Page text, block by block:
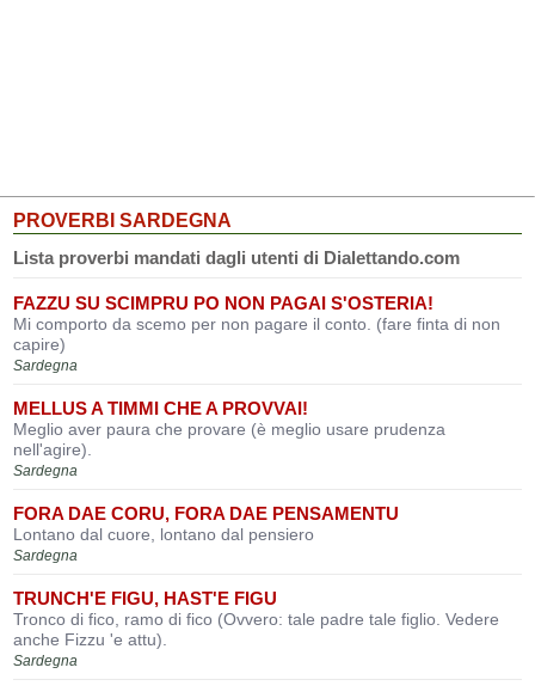
PROVERBI SARDEGNA
Lista proverbi mandati dagli utenti di Dialettando.com
FAZZU SU SCIMPRU PO NON PAGAI S'OSTERIA!
Mi comporto da scemo per non pagare il conto. (fare finta di non
capire)
Sardegna
MELLUS A TIMMI CHE A PROVVAI!
Meglio aver paura che provare (è meglio usare prudenza
nell'agire).
Sardegna
FORA DAE CORU, FORA DAE PENSAMENTU
Lontano dal cuore, lontano dal pensiero
Sardegna
TRUNCH'E FIGU, HAST'E FIGU
Tronco di fico, ramo di fico (Ovvero: tale padre tale figlio. Vedere
anche Fizzu 'e attu).
Sardegna